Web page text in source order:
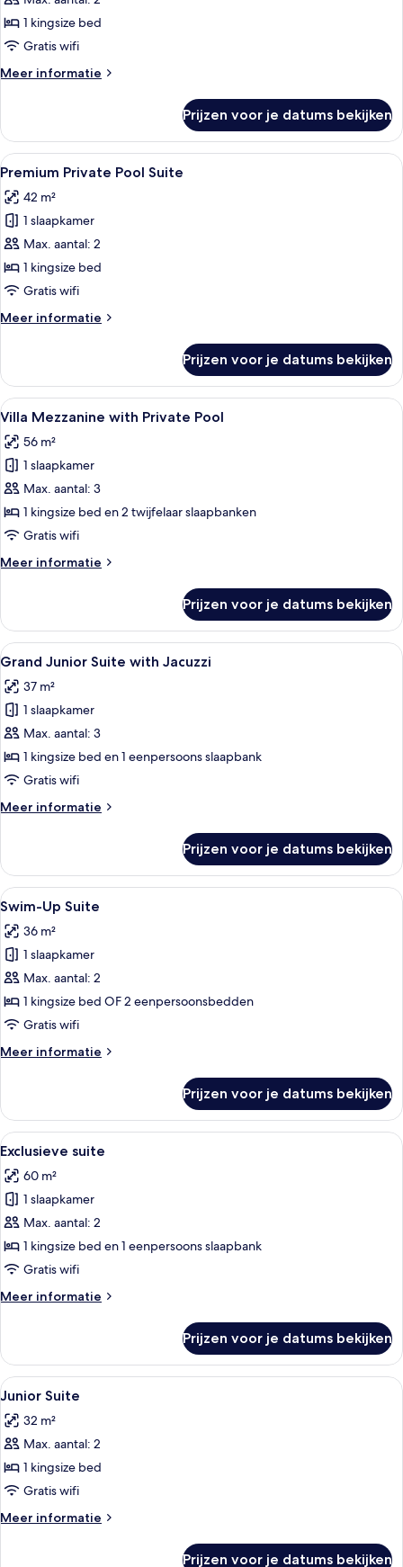
Suite
laden
1 kingsize bed
Gratis wifi
Meer informatie
Meer
Pool
Suite
Prijzen voor je datums bekijken
Alle
foto's
voor
Premium
Private
Pool
Suite
Premium Private Pool Suite | Luxe
8
Premium Private Pool Suite
42 m²
1 slaapkamer
Max. aantal: 2
1 kingsize bed
Gratis wifi
Meer informatie
Meer
Private
Pool
Suite
Prijzen voor je datums bekijken
Alle
foto's
voor
Villa
Mezzanine
with
Private
laden
Een moderne woonkamer met een
19
Villa Mezzanine with Private Pool
56 m²
1 slaapkamer
Max. aantal: 3
1 kingsize bed en 2 twijfelaar slaapbanken
Gratis wifi
Meer informatie
Meer
Mezzanine
with
Private
Prijzen voor je datums bekijken
Alle
foto's
voor
Grand
Junior
Suite
with
laden
Een modern buitengebied met een
10
Grand Junior Suite with Jacuzzi
37 m²
1 slaapkamer
Max. aantal: 3
1 kingsize bed en 1 eenpersoons slaapbank
Gratis wifi
Meer informatie
Meer
Junior
Suite
with
Prijzen voor je datums bekijken
Alle
foto's
voor
Swim-
Up
Suite
laden
Een modern resort met een
5
Swim-Up Suite
36 m²
1 slaapkamer
Max. aantal: 2
1 kingsize bed OF 2 eenpersoonsbedden
Gratis wifi
Meer informatie
Meer
Up
Suite
Prijzen voor je datums bekijken
Alle
foto's
voor
Exclusieve
suite
laden
Een modern
9
Exclusieve suite
60 m²
1 slaapkamer
Max. aantal: 2
1 kingsize bed en 1 eenpersoons slaapbank
Gratis wifi
Meer informatie
Meer
suite
Prijzen voor je datums bekijken
Alle
foto's
voor
Junior
Suite
laden
Luxe beddengoed, donzen
5
Junior Suite
32 m²
Max. aantal: 2
1 kingsize bed
Gratis wifi
Meer informatie
Meer
Prijzen voor je datums bekijken